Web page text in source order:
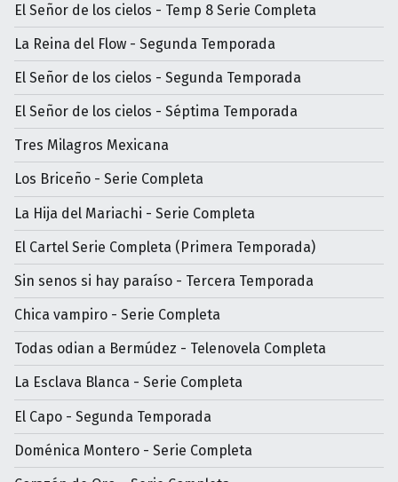
El Señor de los cielos - Temp 8 Serie Completa
La Reina del Flow - Segunda Temporada
El Señor de los cielos - Segunda Temporada
El Señor de los cielos - Séptima Temporada
Tres Milagros Mexicana
Los Briceño - Serie Completa
La Hija del Mariachi - Serie Completa
El Cartel Serie Completa (Primera Temporada)
Sin senos si hay paraíso - Tercera Temporada
Chica vampiro - Serie Completa
Todas odian a Bermúdez - Telenovela Completa
La Esclava Blanca - Serie Completa
El Capo - Segunda Temporada
Doménica Montero - Serie Completa